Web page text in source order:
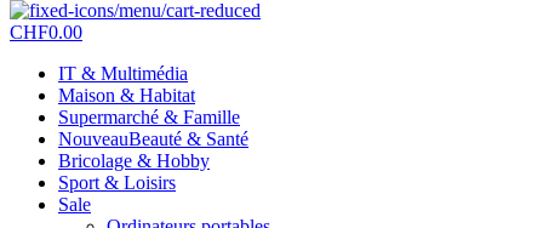
CHF0.00
IT & Multimédia
Maison & Habitat
Supermarché & Famille
NouveauBeauté & Santé
Bricolage & Hobby
Sport & Loisirs
Sale